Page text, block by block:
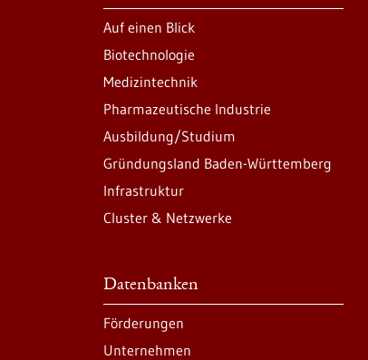
Auf einen Blick
Biotechnologie
Medizintechnik
Pharmazeutische Industrie
Ausbildung/Studium
Gründungsland Baden-Württemberg
Infrastruktur
Cluster & Netzwerke
Datenbanken
Förderungen
Unternehmen